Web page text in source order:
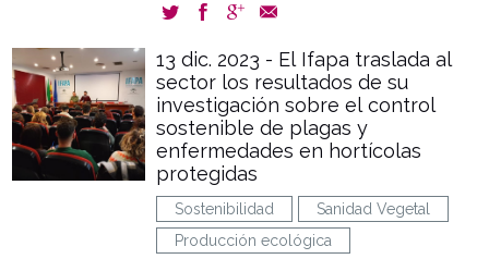
13 dic. 2023 - El Ifapa traslada al
sector los resultados de su
investigación sobre el control
sostenible de plagas y
enfermedades en hortícolas
protegidas
Sostenibilidad
Sanidad Vegetal
Producción ecológica